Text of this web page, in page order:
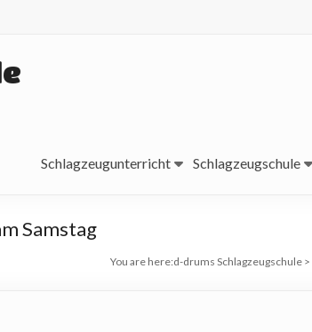
Schlagzeugunterricht Schlagzeugschule
Samstag
You are here:d-drums Schlagzeugschule >